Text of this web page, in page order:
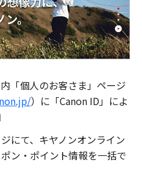
「個人のお客さま」ページ
）に「Canon ID」によ
にて、キヤノンオンライン
ン・ポイント情報を一括で